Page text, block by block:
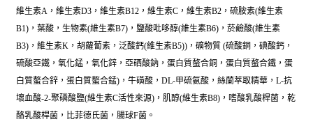
維生素A，維生素D3，維生素B12，維生素C，維生素B2，硫胺素(維生素
B1)，葉酸，生物素(維生素B7)，鹽酸吡哆醇(維生素B6)，菸鹼酸(維生素
B3)，維生素K，胡蘿蔔素，泛酸鈣(維生素B5))，礦物質 (硫酸銅，碘酸鈣，
硫酸亞鐵，氧化錳，氧化鋅，亞硒酸鈉，蛋白質螯合銅，蛋白質螯合鐵，蛋
白質螯合鋅，蛋白質螯合錳)，牛磺酸，DL-甲硫氨酸，絲蘭萃取精華，L-抗
壞血酸-2-聚磷酸鹽(維生素C活性來源)，肌醇(維生素B8)，嗜酸乳酸桿菌，乾
酪乳酸桿菌，比菲德氏菌，腸球F菌。